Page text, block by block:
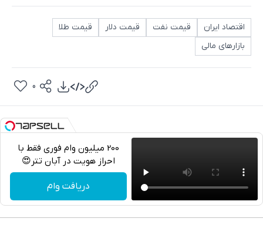
اقتصاد ایران قیمت نفت قیمت دلار
قیمت طلا
بازارهای مالی
واتساپ
0
200 میلیون وام فوری فقط با
احراز هویت در آبان تتر😍
دریافت وام